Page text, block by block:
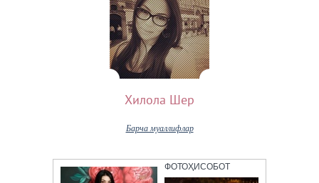
Хилола Шер
Барча муаллифлар
ФОТОҲИСОБОТ